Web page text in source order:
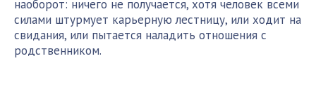
наоборот: ничего не получается, хотя человек всеми
силами штурмует карьерную лестницу, или ходит на
свидания, или пытается наладить отношения с
родственником.